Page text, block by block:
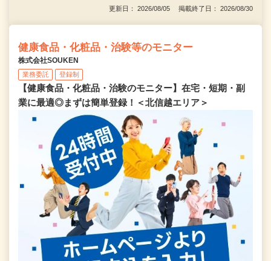
更新日： 2026/08/05 掲載終了日： 2026/08/30
健康食品・化粧品・治験等のモニター
株式会社SOUKEN
業務委託 登録制
【健康食品・化粧品・治験のモニター】在宅・短期・副
業に最適◎まずは簡単登録！＜北信越エリア＞